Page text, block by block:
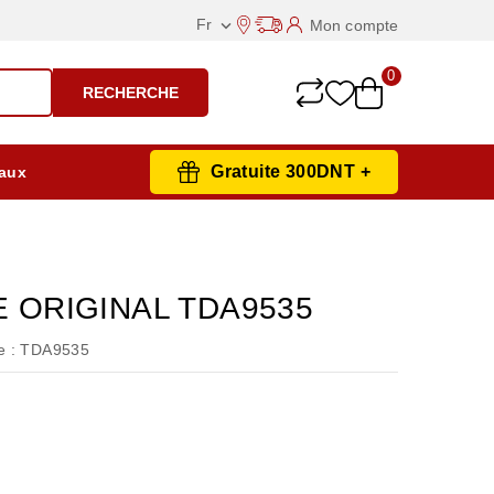
Fr  Mon compte
RECHERCHE
0
Gratuite 300DNT +
ORIGINAL TDA9535
: TDA9535